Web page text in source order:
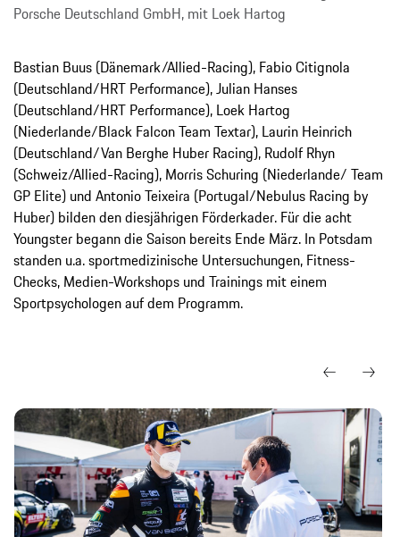
Porsche Deutschland GmbH, mit Loek Hartog
Bastian Buus (Dänemark/Allied-Racing), Fabio Citignola
(Deutschland/HRT Performance), Julian Hanses
(Deutschland/HRT Performance), Loek Hartog
(Niederlande/Black Falcon Team Textar), Laurin Heinrich
(Deutschland/Van Berghe Huber Racing), Rudolf Rhyn
(Schweiz/Allied-Racing), Morris Schuring (Niederlande/ Team
GP Elite) und Antonio Teixeira (Portugal/Nebulus Racing by
Huber) bilden den diesjährigen Förderkader. Für die acht
Youngster begann die Saison bereits Ende März. In Potsdam
standen u.a. sportmedizinische Untersuchungen, Fitness-
Checks, Medien-Workshops und Trainings mit einem
Sportpsychologen auf dem Programm.